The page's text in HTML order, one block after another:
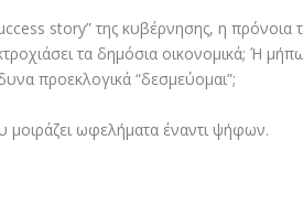
story” της κυβέρνησης, η πρόνοια
τα δημόσια οικονομικά; Ή
προεκλογικά “δεσμεύομαι”;
μοιράζει ωφελήματα έναντι ψήφων.